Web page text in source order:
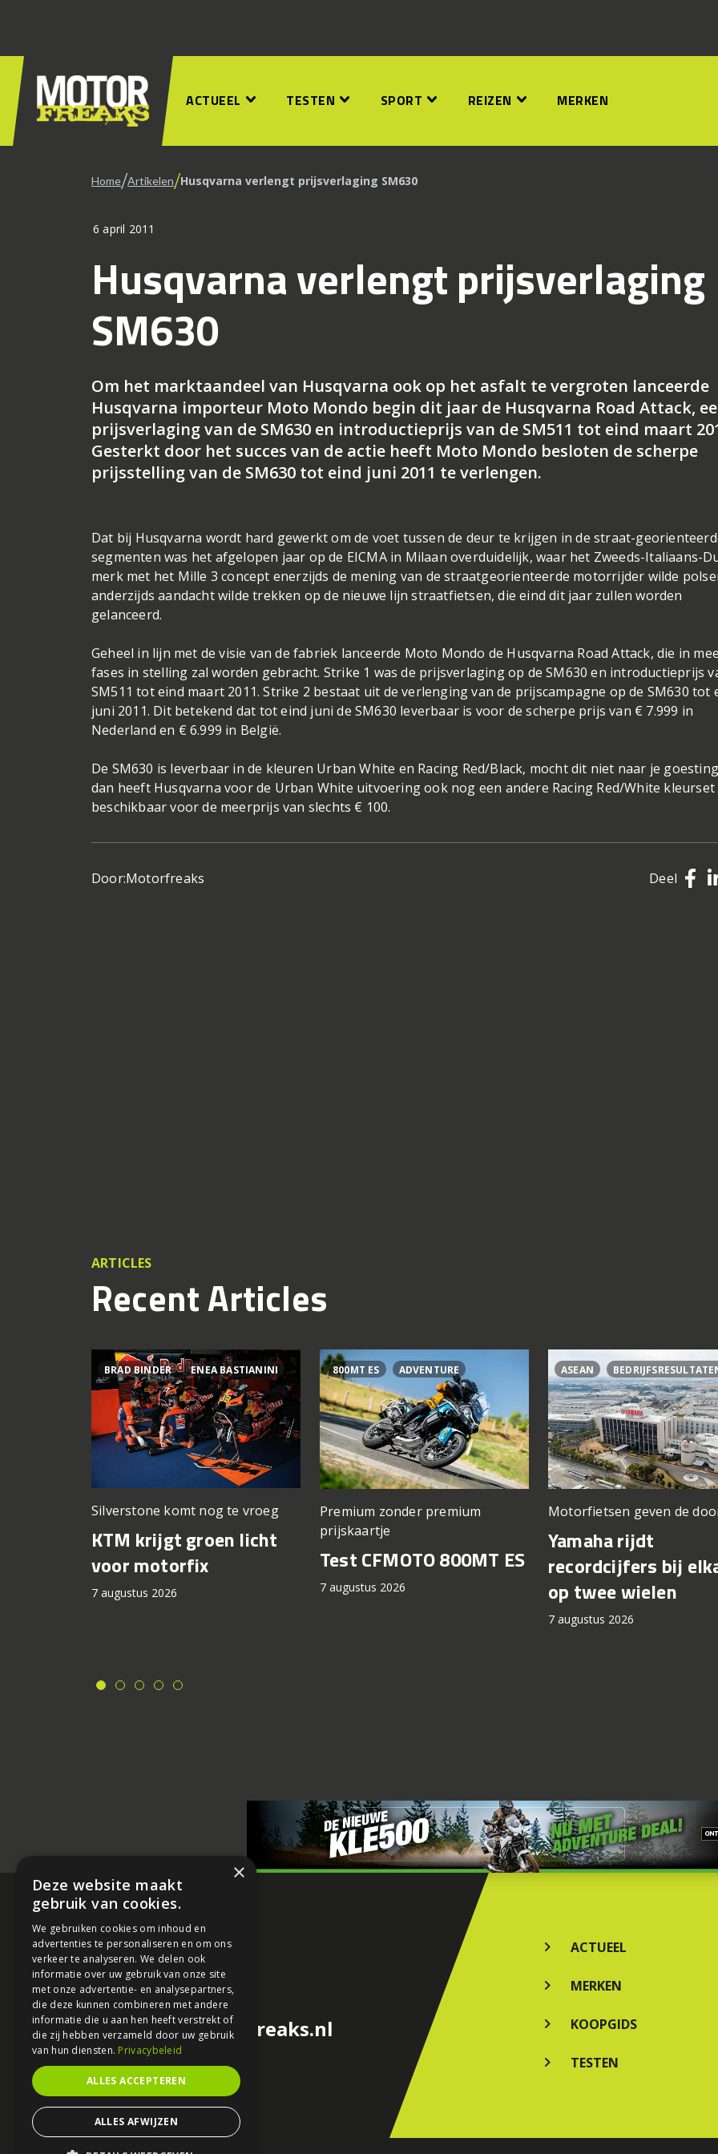
ACTUEEL TESTEN SPORT REIZEN MERKEN
Home/Artikelen/Husqvarna verlengt prijsverlaging SM630
6 april 2011
Husqvarna verlengt prijsverlaging
SM630
Om het marktaandeel van Husqvarna ook op het asfalt te vergroten lanceerde
Husqvarna importeur Moto Mondo begin dit jaar de Husqvarna Road Attack,
prijsverlaging van de SM630 en introductieprijs van de SM511 tot eind maart
Gesterkt door het succes van de actie heeft Moto Mondo besloten de scherpe
prijsstelling van de SM630 tot eind juni 2011 te verlengen.
Dat bij Husqvarna wordt hard gewerkt om de voet tussen de deur te krijgen in de straat-
segmenten was het afgelopen jaar op de EICMA in Milaan overduidelijk, waar het Zweeds-Italiaans-
merk met het Mille 3 concept enerzijds de mening van de straatgeorienteerde motorrijder wilde
anderzijds aandacht wilde trekken op de nieuwe lijn straatfietsen, die eind dit jaar zullen worden
gelanceerd.
Geheel in lijn met de visie van de fabriek lanceerde Moto Mondo de Husqvarna Road Attack, die in
fases in stelling zal worden gebracht. Strike 1 was de prijsverlaging op de SM630 en introductieprijs
SM511 tot eind maart 2011. Strike 2 bestaat uit de verlenging van de prijscampagne op de SM630 tot
juni 2011. Dit betekend dat tot eind juni de SM630 leverbaar is voor de scherpe prijs van € 7.999 in
Nederland en € 6.999 in België.
De SM630 is leverbaar in de kleuren Urban White en Racing Red/Black, mocht dit niet naar je
dan heeft Husqvarna voor de Urban White uitvoering ook nog een andere Racing Red/White kleurset
beschikbaar voor de meerprijs van slechts € 100.
Door:Motorfreaks Deel
ARTICLES
Recent Articles
BRAD BINDER ENEA BASTIANINI
Silverstone komt nog te vroeg
KTM krijgt groen licht
voor motorfix
7 augustus 2026
800MT ES ADVENTURE
Premium zonder premium
prijskaartje
Test CFMOTO 800MT ES
7 augustus 2026
ASEAN
Motorfietsen geven de
Yamaha rijdt
recordcijfers bij
op twee wielen
7 augustus 2026
redactie@motorfreaks.nl
ACTUEEL
MERKEN
KOOPGIDS
TESTEN
×
Deze website maakt
gebruik van cookies.
We gebruiken cookies om inhoud en
advertenties te personaliseren en om ons
verkeer te analyseren. We delen ook
informatie over uw gebruik van onze site
met onze advertentie- en analysepartners,
die deze kunnen combineren met andere
informatie die u aan hen heeft verstrekt of
die zij hebben verzameld door uw gebruik
van hun diensten. Privacybeleid
ALLES ACCEPTEREN
ALLES AFWIJZEN